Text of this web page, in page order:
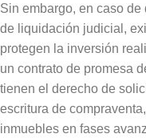
Sin embargo, en caso
de liquidación judicial,
protegen la inversión
un contrato de promesa
tienen el derecho de
escritura de
inmuebles en fases